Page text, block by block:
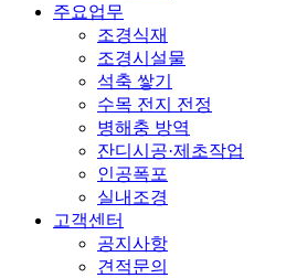
주요업무
조경식재
조경시설물
석축 쌓기
수목 전지 전정
병해충 방역
잔디시공·제초작업
인공폭포
실내조경
고객센터
공지사항
견적문의